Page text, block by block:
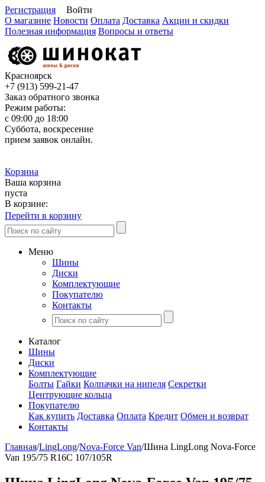
Регистрация
Войти
О магазине Новости Оплата Доставка Акции и скидки
Полезная информация Вопросы и ответы
Красноярск
+7 (913) 599-21-47
Заказ обратного звонка
Режим работы:
с 09:00 до 18:00
Суббота, воскресение
прием заявок онлайн.
Корзина
Ваша корзина
пуста
В корзине:
Перейти в корзину
Меню
Шины
Диски
Комплектующие
Покупателю
Контакты
Каталог
Шины
Диски
Комплектующие
Болты Гайки Колпачки на нипеля Секретки
Центрующие кольца
Покупателю
Как купить Доставка Оплата Кредит Обмен и возврат
Контакты
Главная/LingLong/Nova-Force Van/Шина LingLong Nova-Force
Van 195/75 R16C 107/105R